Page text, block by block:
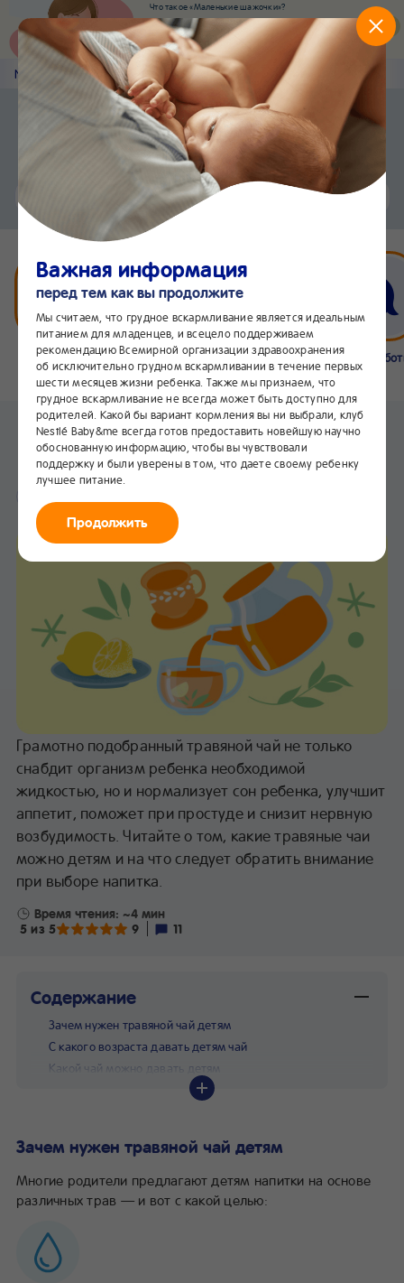
Что такое «Маленькие шажочки»?
Наш новый суперсервис для отслеживания
развития вашего малыша
Попробовать сейчас
Nestlé Baby &me Статьи
Приложение Nestlé Baby&me
Еще быстрее и удобнее
Установить
Чат24/7
Бейбимания Что нового
Интернет-
магазин
Линия
24/7
Виды травяных чаев
В избранное
Грамотно подобранный травяной чай не только
снабдит организм ребенка необходимой
жидкостью, но и нормализует сон ребенка, улучшит
аппетит, поможет при простуде и снизит нервную
возбудимость. Читайте о том, какие травяные чаи
можно детям и на что следует обратить внимание
при выборе напитка.
Время чтения: ~4 мин
5 из 5
9 11
Содержание
Зачем нужен травяной чай детям
С какого возраста давать детям чай
Какой чай можно давать детям
Рецепты травяного чая для детей
Зачем нужен травяной чай детям
Многие родители предлагают детям напитки на основе
различных трав — и вот с какой целью:
Важная информация
перед тем как вы продолжите
Мы считаем, что грудное вскармливание является идеальным
питанием для младенцев, и всецело поддерживаем
рекомендацию Всемирной организации здравоохранения
об исключительно грудном вскармливании в течение первых
шести месяцев жизни ребенка. Также мы признаем, что
грудное вскармливание не всегда может быть доступно для
родителей. Какой бы вариант кормления вы ни выбрали, клуб
Nestlé Baby&me всегда готов предоставить новейшую научно
обоснованную информацию, чтобы вы чувствовали
поддержку и были уверены в том, что даете своему ребенку
лучшее питание.
Продолжить